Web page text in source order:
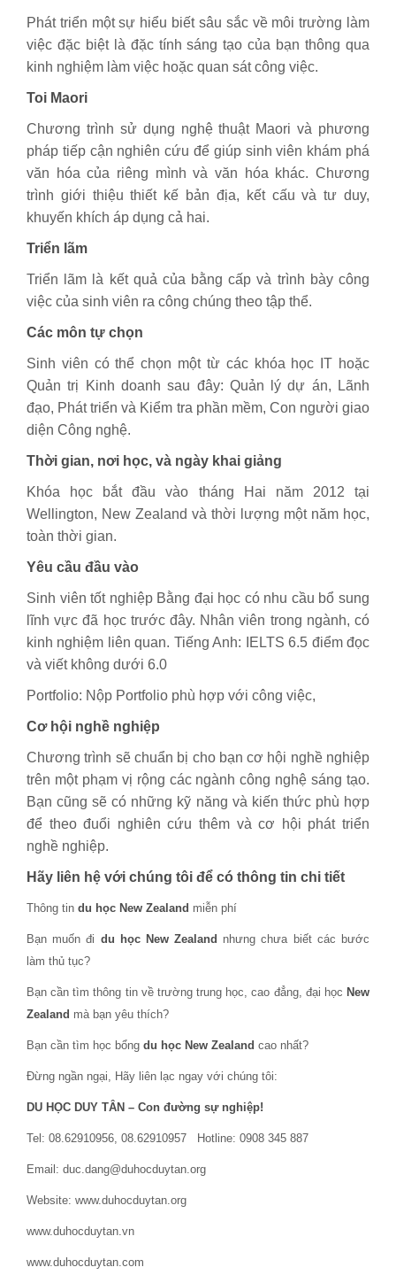
Phát triển một sự hiểu biết sâu sắc về môi trường làm
việc đặc biệt là đặc tính sáng tạo của bạn thông qua
kinh nghiệm làm việc hoặc quan sát công việc.
Toi Maori
Chương trình sử dụng nghệ thuật Maori và phương
pháp tiếp cận nghiên cứu để giúp sinh viên khám phá
văn hóa của riêng mình và văn hóa khác. Chương
trình giới thiệu thiết kế bản địa, kết cấu và tư duy,
khuyến khích áp dụng cả hai.
Triển lãm
Triển lãm là kết quả của bằng cấp và trình bày công
việc của sinh viên ra công chúng theo tập thể.
Các môn tự chọn
Sinh viên có thể chọn một từ các khóa học IT hoặc
Quản trị Kinh doanh sau đây: Quản lý dự án, Lãnh
đạo, Phát triển và Kiểm tra phần mềm, Con người giao
diện Công nghệ.
Thời gian, nơi học, và ngày khai giảng
Khóa học bắt đầu vào tháng Hai năm 2012 tại
Wellington, New Zealand và thời lượng một năm học,
toàn thời gian.
Yêu cầu đầu vào
Sinh viên tốt nghiệp Bằng đại học có nhu cầu bổ sung
lĩnh vực đã học trước đây. Nhân viên trong ngành, có
kinh nghiệm liên quan. Tiếng Anh: IELTS 6.5 điểm đọc
và viết không dưới 6.0
Portfolio: Nộp Portfolio phù hợp với công việc,
Cơ hội nghề nghiệp
Chương trình sẽ chuẩn bị cho bạn cơ hội nghề nghiệp
trên một phạm vị rộng các ngành công nghệ sáng tạo.
Bạn cũng sẽ có những kỹ năng và kiến ​​thức phù hợp
để theo đuổi nghiên cứu thêm và cơ hội phát triển
nghề nghiệp.
Hãy liên hệ với chúng tôi để có thông tin chi tiết
Thông tin du học New Zealand miễn phí
Bạn muốn đi du học New Zealand nhưng chưa biết các bước
làm thủ tục?
Bạn cần tìm thông tin về trường trung học, cao đẳng, đại học New
Zealand mà bạn yêu thích?
Bạn cần tìm học bổng du học New Zealand cao nhất?
Đừng ngần ngại, Hãy liên lạc ngay với chúng tôi:
DU HỌC DUY TÂN – Con đường sự nghiệp!
Tel: 08.62910956, 08.62910957 Hotline: 0908 345 887
Email: duc.dang@duhocduytan.org
Website: www.duhocduytan.org
www.duhocduytan.vn
www.duhocduytan.com